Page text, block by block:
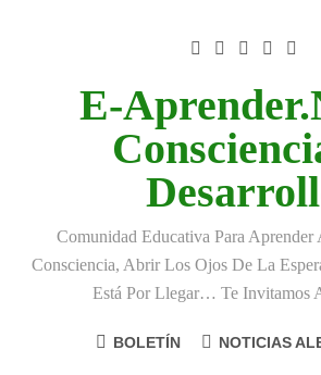
E-
Comunidad Educativa Para Aprender
Consciencia, Abrir Los Ojos De La
Está Por Llegar… Te Invitamos
BOLETÍN NOTICIAS